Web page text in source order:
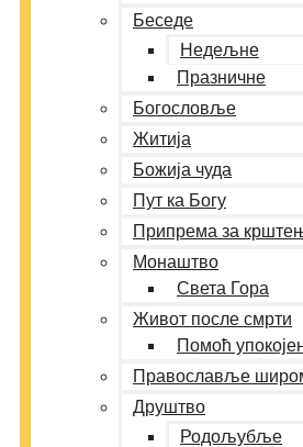
Беседе
Недељне
Празничне
Богословље
Житија
Божија чуда
Пут ка Богу
Припрема за
Монаштво
Света Гора
Живот после смрти
Помоћ
Православље
Друштво
Родољубље